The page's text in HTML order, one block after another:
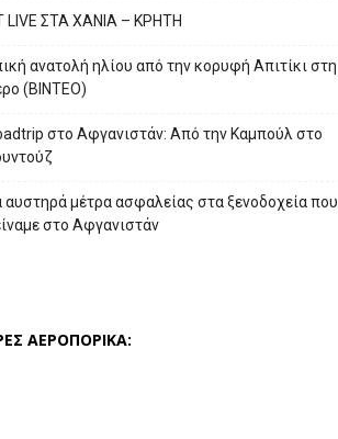
LIVE ΣΤΑ ΧΑΝΙΑ – ΚΡΗΤΗ
ανατολή ηλίου από την κορυφή Απιτίκι στη
(ΒΙΝΤΕΟ)
στο Αφγανιστάν: Από την Καμπούλ στο
αυστηρά μέτρα ασφαλείας στα ξενοδοχεία που
στο Αφγανιστάν
ΑΕΡΟΠΟΡΙΚΑ: